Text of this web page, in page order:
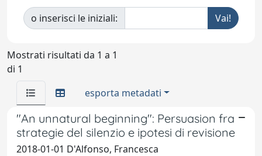
o inserisci le iniziali:
Mostrati risultati da 1 a 1
di 1
esporta metadati
"An unnatural beginning": Persuasion fra
strategie del silenzio e ipotesi di revisione
2018-01-01 D'Alfonso, Francesca